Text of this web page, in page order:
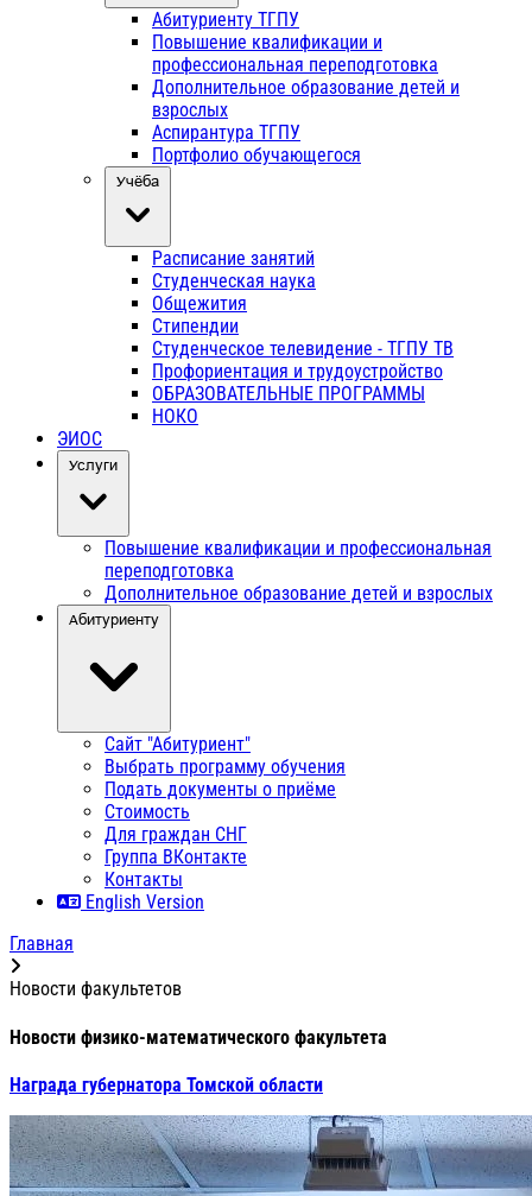
Абитуриенту ТГПУ
Повышение квалификации и
профессиональная переподготовка
Дополнительное образование детей и
взрослых
Аспирантура ТГПУ
Портфолио обучающегося
Учёба
Расписание занятий
Студенческая наука
Общежития
Стипендии
Студенческое телевидение - ТГПУ ТВ
Профориентация и трудоустройство
ОБРАЗОВАТЕЛЬНЫЕ ПРОГРАММЫ
НОКО
ЭИОС
Услуги
Повышение квалификации и профессиональная
переподготовка
Дополнительное образование детей и взрослых
Абитуриенту
Сайт "Абитуриент"
Выбрать программу обучения
Подать документы о приёме
Стоимость
Для граждан СНГ
Группа ВКонтакте
Контакты
English Version
Главная
Новости факультетов
Новости физико-математического факультета
Награда губернатора Томской области